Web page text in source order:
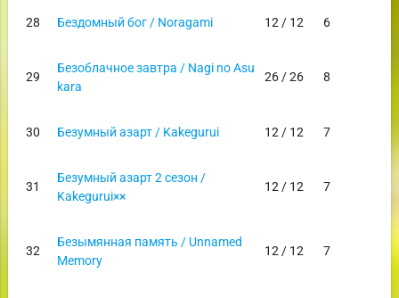
28 Бездомный бог / Noragami 12 / 12 6
29
Безоблачное завтра / Nagi no Asu
kara
26 / 26 8
30 Безумный азарт / Kakegurui 12 / 12 7
31
Безумный азарт 2 сезон /
Kakegurui××
12 / 12 7
32
Безымянная память / Unnamed
Memory
12 / 12 7